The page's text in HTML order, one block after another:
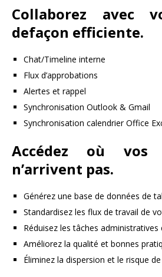
Collaborez avec
defaçon efficiente.
Chat/Timeline interne
Flux d’approbations
Alertes et rappel
Synchronisation Outlook & Gmail
Synchronisation calendrier Office
Accédez où vos
n’arrivent pas.
Générez une base de données de
Standardisez les flux de travail de
Réduisez les tâches administratives
Améliorez la qualité et bonnes
Éliminez la dispersion et le risque